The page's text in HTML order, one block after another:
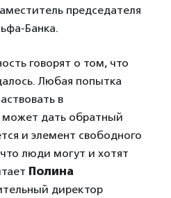
председателя
Банка.
говорят о том, что
Любая попытка
в
может дать обратный
и элемент свободного
люди могут и хотят
Полина
директор